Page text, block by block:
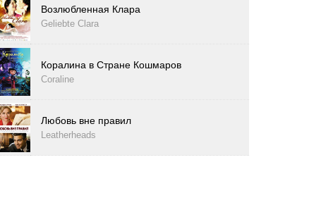
Возлюбленная Клара
Geliebte Clara
Коралина в Стране Кошмаров
Coraline
Любовь вне правил
Leatherheads